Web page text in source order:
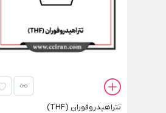
تتراهیدروفوران (THF)